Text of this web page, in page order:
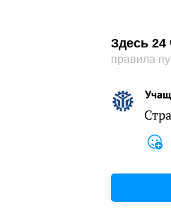
Здесь 24
правила